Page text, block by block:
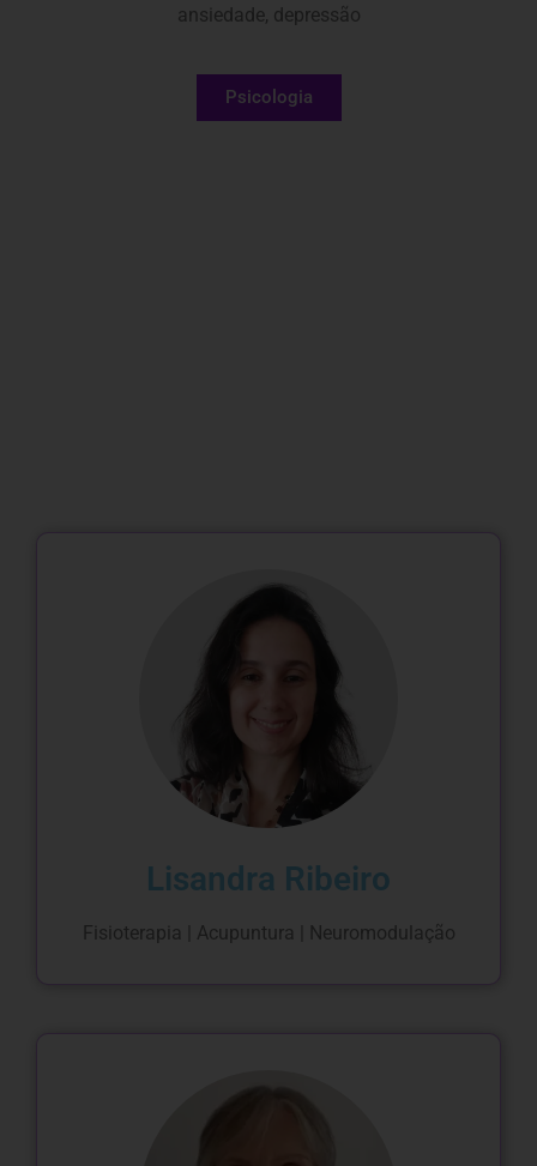
ansiedade, depressão
Psicologia
Lisandra Ribeiro
Fisioterapia | Acupuntura | Neuromodulação